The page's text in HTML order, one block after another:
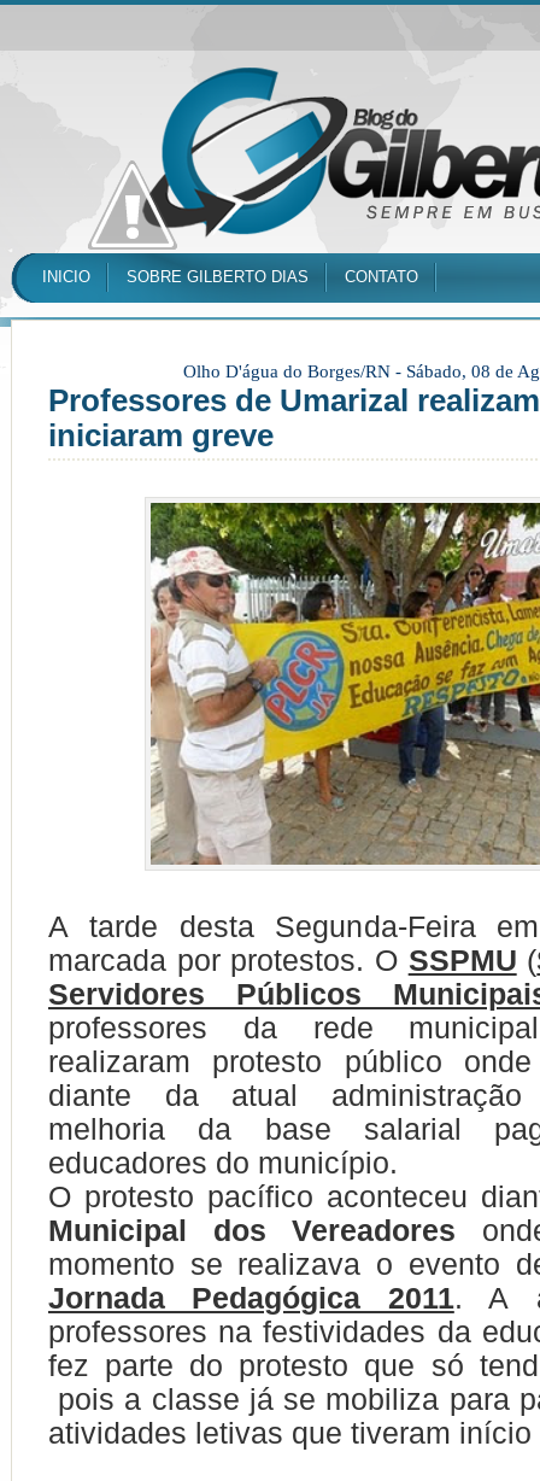
INICIO SOBRE GILBERTO DIAS CONTATO
Olho D'água do Borges/RN - Sábado, 08 de
Professores de Umarizal
iniciaram greve
A tarde desta Segunda-Feira
marcada por protestos. O SSPMU (
Servidores Públicos
professores da rede
realizaram protesto público
diante da atual
melhoria da base salarial
educadores do município.
O protesto pacífico aconteceu
Municipal dos Vereadores
momento se realizava o evento
Jornada Pedagógica 2011. A
professores na festividades da
fez parte do protesto que só
pois a classe já se mobiliza para
atividades letivas que tiveram início